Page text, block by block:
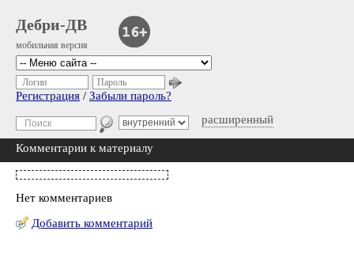
Дебри-ДВ
мобильная версия
расширенный
Логин Пароль
Регистрация / Забыли пароль?
Комментарии к материалу
Нет комментариев
Добавить комментарий